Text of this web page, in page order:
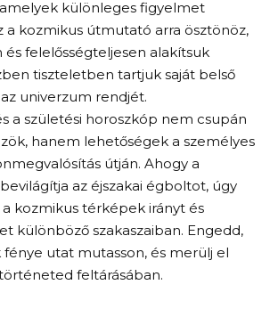
különleges figyelmet
a kozmikus útmutató arra ösztönöz,
és felelősségteljesen alakítsuk
tiszteletben tartjuk saját belső
univerzum rendjét.
a születési horoszkóp nem csupán
hanem lehetőségek a személyes
útján. Ahogy a
az éjszakai égboltot, úgy
kozmikus térképek irányt és
különböző szakaszaiban. Engedd,
utat mutasson, és merülj el
feltárásában.